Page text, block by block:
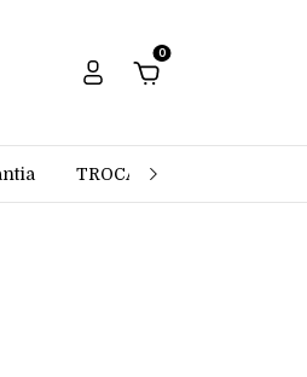
0
TROCAS E DEVOLUÇÕES